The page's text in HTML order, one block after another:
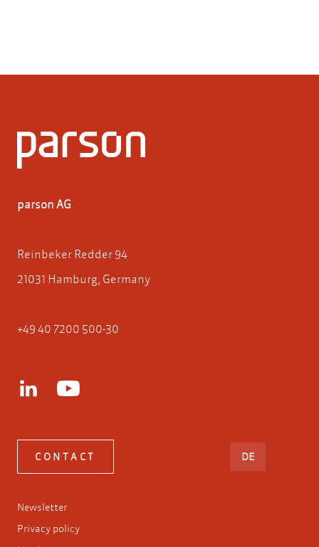
parson AG
Reinbeker Redder 94
21031 Hamburg, Germany
+49 40 7200 500-30
CONTACT DEDEUTSCH
Newsletter
Privacy policy